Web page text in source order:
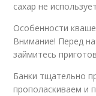
сахар не
Особенности
Внимание! Перед
займитесь
Банки тщательно
прополаскиваем и